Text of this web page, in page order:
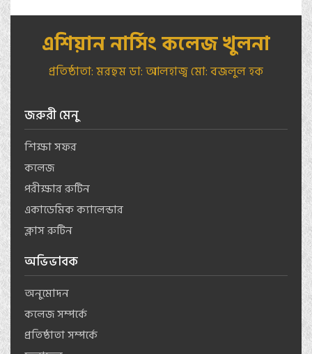
এশিয়ান নার্সিং কলেজ খুলনা
প্রতিষ্ঠাতা: মরহুম ডা: আলহাজ্ব মো: বজলুল হক
জরুরী মেনু
শিক্ষা সফর
কলেজ
পরীক্ষার রুটিন
একাডেমিক ক্যালেন্ডার
ক্লাস রুটিন
অভিভাবক
অনুমোদন
কলেজ সম্পর্কে
প্রতিষ্ঠাতা সম্পর্কে